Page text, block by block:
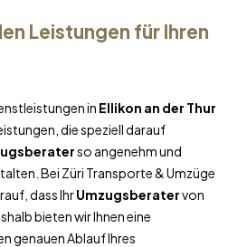
Leistungen für Ihren
in Ellikon an der Thur
die speziell darauf
so angenehm und
Bei Züri Transporte & Umzüge
dass IhrUmzugsberatervon
bieten wir Ihnen eine
genauen Ablauf Ihres